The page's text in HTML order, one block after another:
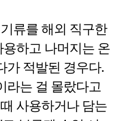
류를 해외 직구한
하고 나머지는 온
가 적발된 경우다.
라는 걸 몰랐다고
사용하거나 담는